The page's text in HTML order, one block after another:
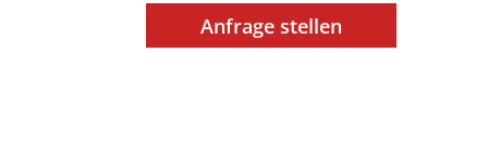
Anfrage stellen